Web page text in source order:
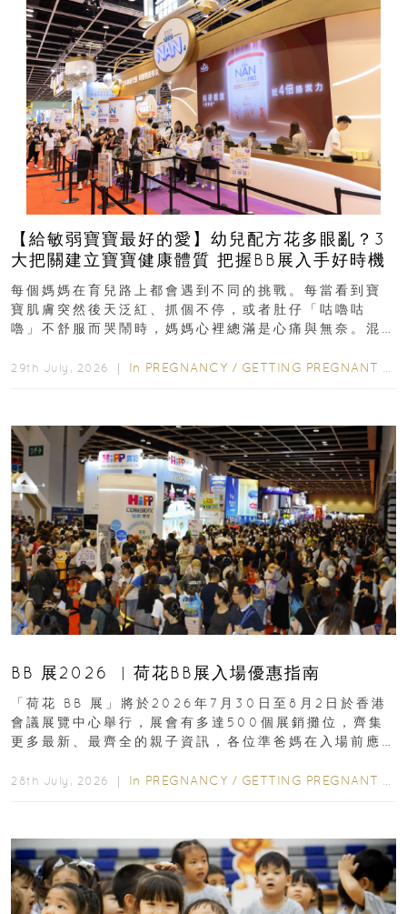
【給敏弱寶寶最好的愛】幼兒配方花多眼亂？3
大把關建立寶寶健康體質 把握BB展入手好時機
每個媽媽在育兒路上都會遇到不同的挑戰。每當看到寶
寶肌膚突然後天泛紅、抓個不停，或者肚仔「咕嚕咕
嚕」不舒服而哭鬧時，媽媽心裡總滿是心痛與無奈。混
29th July, 2026 ｜ In PREGNANCY / GETTING PREGNANT
BB 展2026 ︳荷花BB展入場優惠指南
「荷花 BB 展」將於2026年7月30日至8月2日於香港
會議展覽中心舉行，展會有多達500個展銷攤位，齊集
更多最新、最齊全的親子資訊，各位準爸媽在入場前應
28th July, 2026 ｜ In PREGNANCY / GETTING PREGNANT